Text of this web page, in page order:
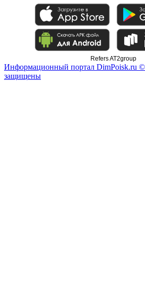
Refers AT2group
Информационный портал DimPoisk.ru ©
защищены